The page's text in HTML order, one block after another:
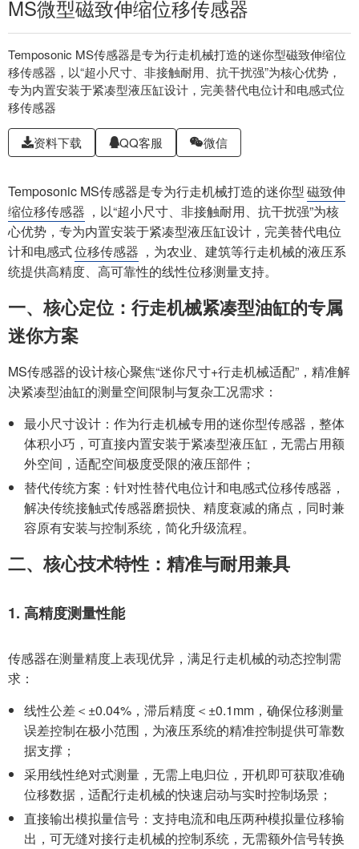
MS微型磁致伸缩位移传感器
Temposonic MS传感器是专为行走机械打造的迷你型磁致伸缩位
移传感器，以“超小尺寸、非接触耐用、抗干扰强”为核心优势，
专为内置安装于紧凑型液压缸设计，完美替代电位计和电感式位
移传感器
资料下载 QQ客服 微信
Temposonic MS传感器是专为行走机械打造的迷你型磁致伸
缩位移传感器 ，以“超小尺寸、非接触耐用、抗干扰强”为核
心优势，专为内置安装于紧凑型液压缸设计，完美替代电位
计和电感式位移传感器 ，为农业、建筑等行走机械的液压系
统提供高精度、高可靠性的线性位移测量支持。
一、核心定位：行走机械紧凑型油缸的专属
迷你方案
MS传感器的设计核心聚焦“迷你尺寸+行走机械适配”，精准解
决紧凑型油缸的测量空间限制与复杂工况需求：
最小尺寸设计：作为行走机械专用的迷你型传感器，整体
体积小巧，可直接内置安装于紧凑型液压缸，无需占用额
外空间，适配空间极度受限的液压部件；
替代传统方案：针对性替代电位计和电感式位移传感器，
解决传统接触式传感器磨损快、精度衰减的痛点，同时兼
容原有安装与控制系统，简化升级流程。
二、核心技术特性：精准与耐用兼具
1. 高精度测量性能
传感器在测量精度上表现优异，满足行走机械的动态控制需
求：
线性公差＜±0.04%，滞后精度＜±0.1mm，确保位移测量
误差控制在极小范围，为液压系统的精准控制提供可靠数
据支撑；
采用线性绝对式测量，无需上电归位，开机即可获取准确
位移数据，适配行走机械的快速启动与实时控制场景；
直接输出模拟量信号：支持电流和电压两种模拟量位移输
出，可无缝对接行走机械的控制系统，无需额外信号转换